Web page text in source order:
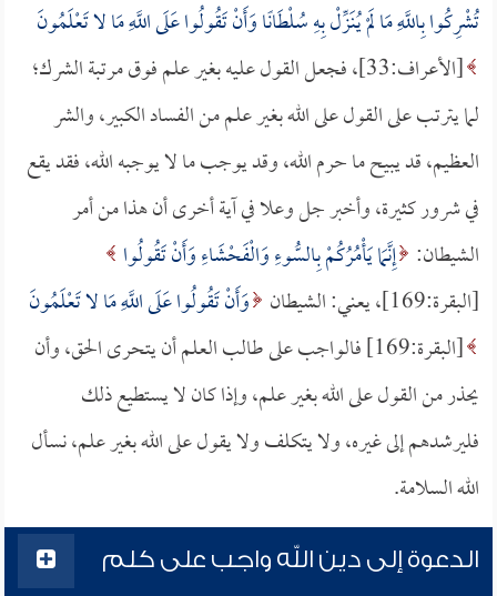
تُشْرِكُوا بِاللَّهِ مَا لَمْ يُنَزِّلْ بِهِ سُلْطَانًا وَأَنْ تَقُولُوا عَلَى اللَّهِ مَا لا تَعْلَمُونَ
[الأعراف:33]، فجعل القول عليه بغير علم فوق مرتبة الشرك؛
لما يترتب على القول على الله بغير علم من الفساد الكبير، والشر
العظيم، قد يبيح ما حرم الله، وقد يوجب ما لا يوجبه الله، فقد يقع
في شرور كثيرة، وأخبر جل وعلا في آية أخرى أن هذا من أمر
الشيطان: إِنَّمَا يَأْمُرُكُمْ بِالسُّوءِ وَالْفَحْشَاءِ وَأَنْ تَقُولُوا
[البقرة:169]، يعني: الشيطان
وَأَنْ تَقُولُوا عَلَى اللَّهِ مَا لا تَعْلَمُونَ
[البقرة:169] فالواجب على طالب العلم أن يتحرى الحق، وأن
يحذر من القول على الله بغير علم، وإذا كان لا يستطيع ذلك
فليرشدهم إلى غيره، ولا يتكلف ولا يقول على الله بغير علم، نسأل
الله السلامة.
الدعوة إلى دين الله واجب على كلم